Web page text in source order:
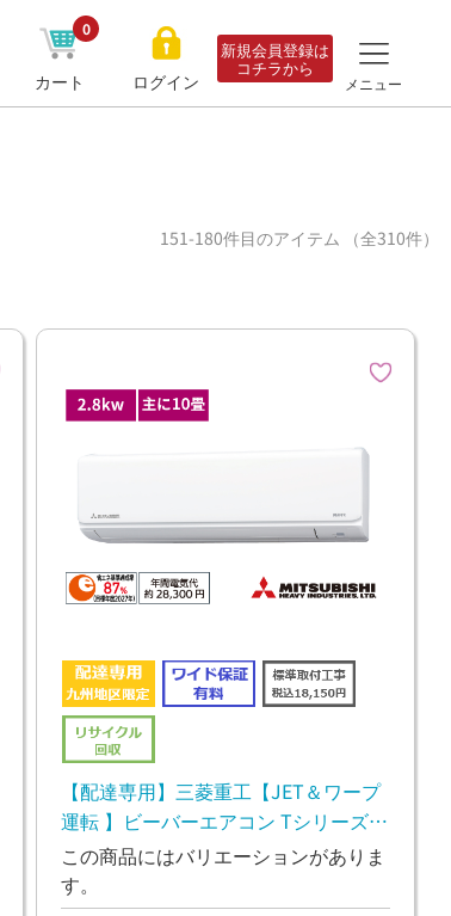
カート
0
ログイン
新規会員登録は
コチラから
メニュー
151-180件目のアイテム （全310件）
【配達専用】三菱重工【JET＆ワープ
運転 】ビーバーエアコン Tシリーズ
2.8kw
この商品にはバリエーションがありま
す。